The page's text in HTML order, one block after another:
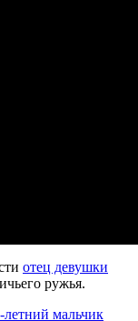
отец девушки
ружья.
летний мальчик